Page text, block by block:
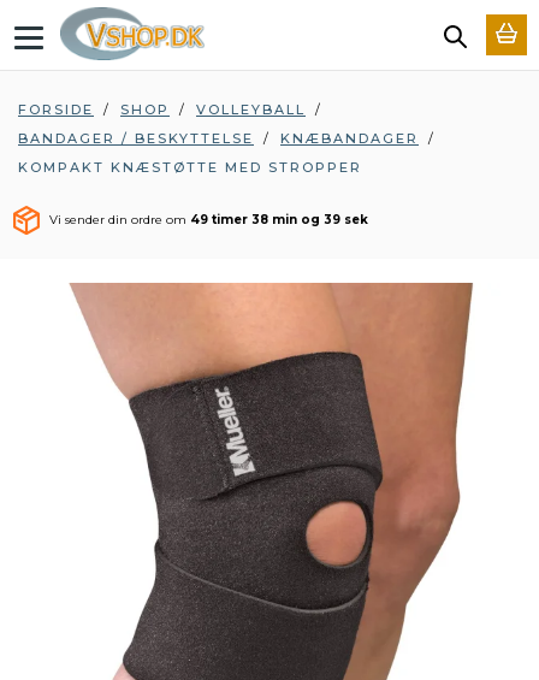
T
g
l
e
n
v
i
FORSIDE / SHOP / VOLLEYBALL
/
BANDAGER / BESKYTTELSE
/ KNÆBANDAGER
/
KOMPAKT KNÆSTØTTE MED STROPPER
Vi sender din ordre om 49 timer 38 min og 38 sek